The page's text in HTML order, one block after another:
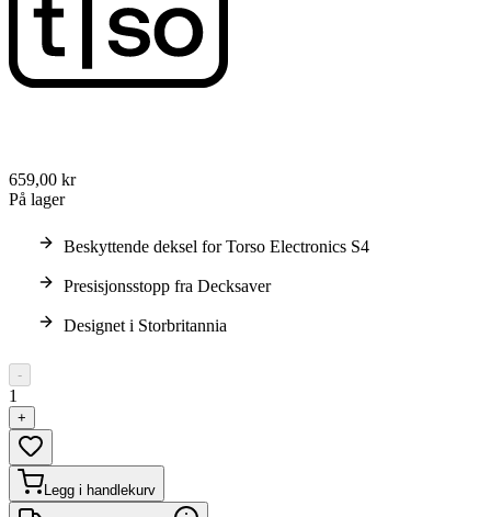
659,00 kr
På lager
Beskyttende deksel for Torso Electronics S4
Presisjonsstopp fra Decksaver
Designet i Storbritannia
-
1
+
Legg i handlekurv